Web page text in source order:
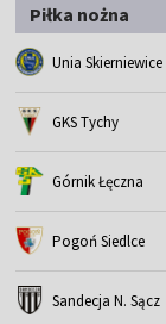
Piłka nożna
Unia Skierniewice
GKS Tychy
Górnik Łęczna
Pogoń Siedlce
Sandecja N. Sącz